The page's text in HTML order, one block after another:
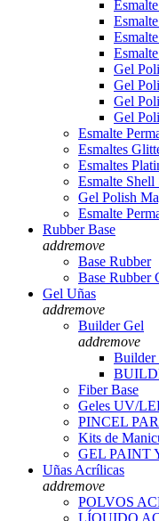
Gel
Gel
Gel
Gel
Esmalte
Esmaltes
Esmaltes
Esmalte Shell
Gel Polish
Esmalte
Rubber Base
addremove
Base Rubber
Base Rubber
Gel Uñas
addremove
Builder Gel
addremove
Builder
Fiber Base
Geles UV/
PINCEL
Kits de
GEL PAINT
Uñas Acrílicas
addremove
POLVOS
LÍQUIDO